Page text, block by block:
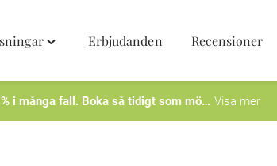
Erbjudanden Recensioner
i många fall. Boka så tidigt som mö Visa mer